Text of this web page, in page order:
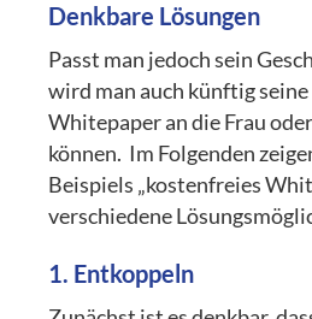
Denkbare Lösungen
Passt man jedoch sein
wird man auch künftig
Whitepaper an die Frau
können. Im Folgenden
Beispiels „kostenfreies
verschiedene
1. Entkoppeln